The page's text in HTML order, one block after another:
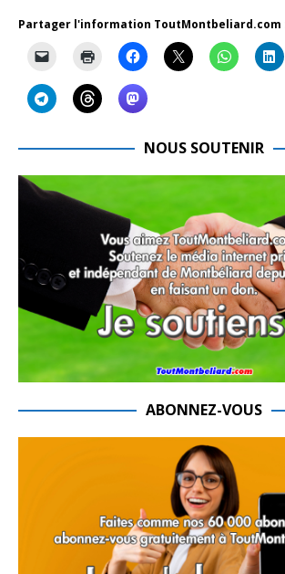
Partager l'information ToutMontbeliard.com
NOUS SOUTENIR
ABONNEZ-VOUS